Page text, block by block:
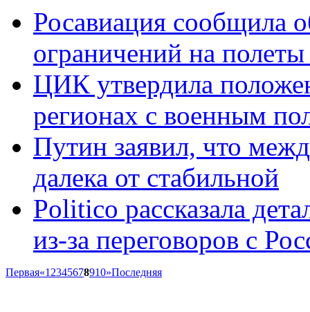
Росавиация сообщила
ограничений на
ЦИК утвердила
регионах с военным
Путин заявил, что
далека от стабильной
Politico рассказала
из-за переговоров с
Первая«1 2345678910»Последняя